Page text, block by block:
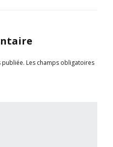
publiée. Les champs obligatoires